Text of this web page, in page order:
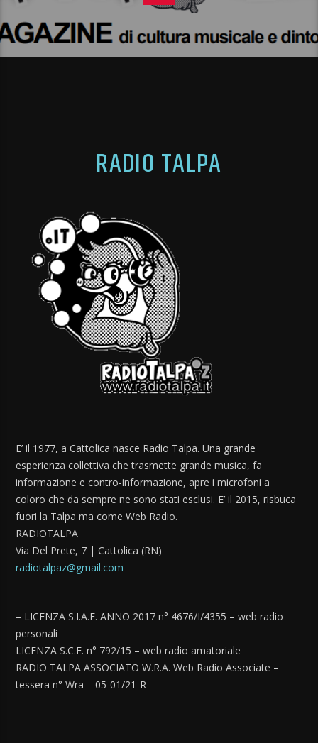
RADIO TALPA
E’ il 1977, a Cattolica nasce Radio Talpa. Una grande
esperienza collettiva che trasmette grande musica, fa
informazione e contro-informazione, apre i microfoni a
coloro che da sempre ne sono stati esclusi. E’ il 2015, risbuca
fuori la Talpa ma come Web Radio.
RADIOTALPA
Via Del Prete, 7 | Cattolica (RN)
radiotalpaz@gmail.com
– LICENZA S.I.A.E. ANNO 2017 n° 4676/I/4355 – web radio
personali
LICENZA S.C.F. n° 792/15 – web radio amatoriale
RADIO TALPA ASSOCIATO W.R.A. Web Radio Associate –
tessera n° Wra – 05-01/21-R